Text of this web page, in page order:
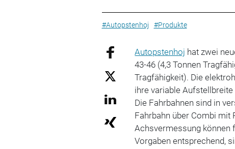
#Autopstenhoj #Produkte
Autopstenhoj hat zwei
43-46 (4,3 Tonnen
Tragfähigkeit). Die
ihre variable
Die Fahrbahnen sind in
Fahrbahn über Combi mit
Achsvermessung können
Vorgaben entsprechend,